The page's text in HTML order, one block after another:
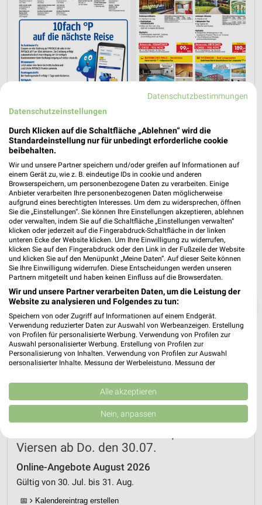
Jetzt alle "Urlaub & Reisen" Themen entdecken!
Viersen ab Do. den 30.07.
Online-Angebote August 2026
Gültig von 30. Jul. bis 31. Aug.
📅 Kalendereintrag erstellen
Datenschutzbestimmungen
Datenschutzeinstellungen
Durch Klicken auf die Schaltfläche „Ablehnen“ wird die
Standardeinstellung nur für unbedingt erforderliche cookie
beibehalten.
Wir und unsere Partner speichern und/oder greifen auf Informationen auf
einem Gerät zu, wie z. B. eindeutige IDs in cookie und anderen
Browserspeichern, um personenbezogene Daten zu verarbeiten. Einige
Anbieter verarbeiten Ihre personenbezogenen Daten möglicherweise
aufgrund eines berechtigten Interesses. Um dem zu widersprechen, öffnen
Sie die „Einstellungen“. Sie können Ihre Einstellungen akzeptieren, ablehnen
oder verwalten, indem Sie auf die Schaltfläche „Einstellungen verwalten“
klicken oder jederzeit auf die Fingerabdruck-Schaltfläche in der linken
unteren Ecke der Website klicken. Um Ihre Einwilligung zu widerrufen,
klicken Sie auf den Fingerabdruck oder den Link in der Fußzeile der Website
und klicken Sie auf den Menüpunkt „Meine Daten“. Auf dieser Seite können
Sie Ihre Einwilligung widerrufen. Diese Entscheidungen werden unseren
Partnern mitgeteilt und haben keinen Einfluss auf die Browserdaten.
Wir und unsere Partner verarbeiten Daten, um die Leistung der
Website zu analysieren und Folgendes zu tun:
Speichern von oder Zugriff auf Informationen auf einem Endgerät.
Verwendung reduzierter Daten zur Auswahl von Werbeanzeigen. Erstellung
von Profilen für personalisierte Werbung. Verwendung von Profilen zur
Auswahl personalisierter Werbung. Erstellung von Profilen zur
Personalisierung von Inhalten. Verwendung von Profilen zur Auswahl
personalisierter Inhalte. Messung der Werbeleistung. Messung der
Kombinationen von Daten aus verschiedenen Quellen. Entwicklung und
Verbesserung der Angebote. Verwendung reduzierter Daten zur Auswahl
von Inhalten.
Daten können außerhalb der Europäischen Union weitergegeben und in die
Website/App.
Wir nutzen Ihre Daten für folgende Zwecke:
IAB-Verarbeitungszwecke:
Alle akzeptieren
Nein, anpassen